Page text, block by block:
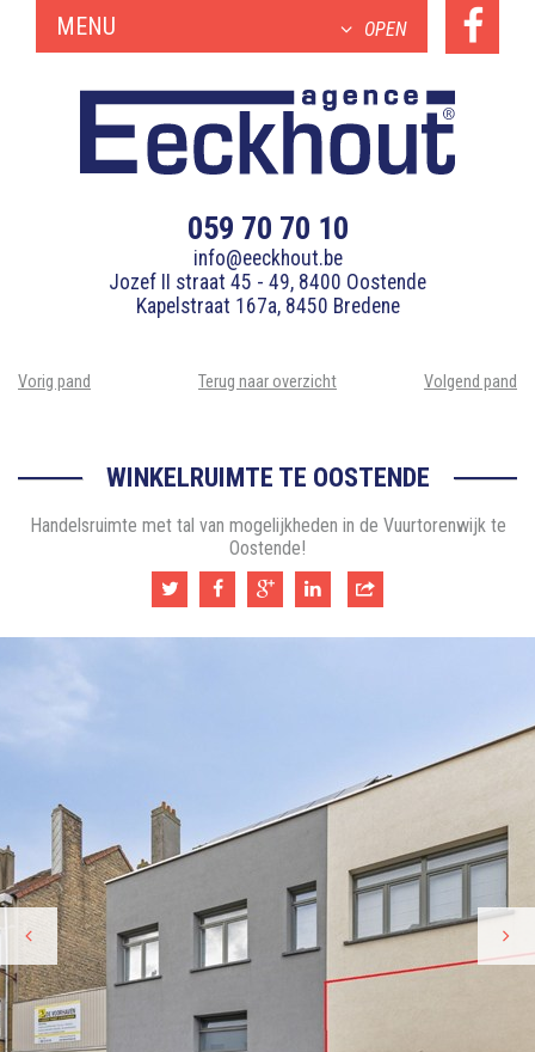
MENU OPEN
059 70 70 10
info@eeckhout.be
Jozef II straat 45 - 49, 8400 Oostende
Kapelstraat 167a, 8450 Bredene
Vorig pand Terug naar overzicht Volgend pand
WINKELRUIMTE TE OOSTENDE
Handelsruimte met tal van mogelijkheden in de Vuurtorenwijk te
Oostende!